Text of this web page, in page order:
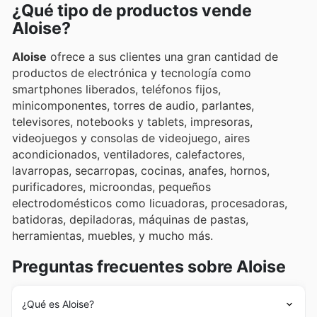
y descuentos exclusivos.
¿Qué tipo de productos vende
Aloise?
Aloise ofrece a sus clientes una gran cantidad de
productos de electrónica y tecnología como
smartphones liberados, teléfonos fijos,
minicomponentes, torres de audio, parlantes,
televisores, notebooks y tablets, impresoras,
videojuegos y consolas de videojuego, aires
acondicionados, ventiladores, calefactores,
lavarropas, secarropas, cocinas, anafes, hornos,
purificadores, microondas, pequeños
electrodomésticos como licuadoras, procesadoras,
batidoras, depiladoras, máquinas de pastas,
herramientas, muebles, y mucho más.
Preguntas frecuentes sobre Aloise
¿Qué es Aloise?